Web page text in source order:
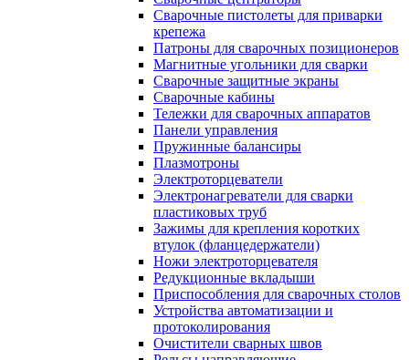
Сварочные пистолеты для приварки
крепежа
Патроны для сварочных позиционеров
Магнитные угольники для сварки
Сварочные защитные экраны
Сварочные кабины
Тележки для сварочных аппаратов
Панели управления
Пружинные балансиры
Плазмотроны
Электроторцеватели
Электронагреватели для сварки
пластиковых труб
Зажимы для крепления коротких
втулок (фланцедержатели)
Ножи электроторцевателя
Редукционные вкладыши
Приспособления для сварочных столов
Устройства автоматизации и
протоколирования
Очистители сварных швов